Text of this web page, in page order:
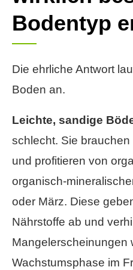
Bodentyp
Die ehrliche Antwort
Boden an.
Leichte, sandige
schlecht. Sie
und profitieren von
organisch-
oder März. Diese
Nährstoffe ab und
Mangelerscheinungen
Wachstumsphase im